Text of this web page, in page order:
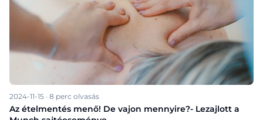
2024-11-15 · 8 perc olvasás
Az ételmentés menő! De vajon mennyire?- Lezajlott a